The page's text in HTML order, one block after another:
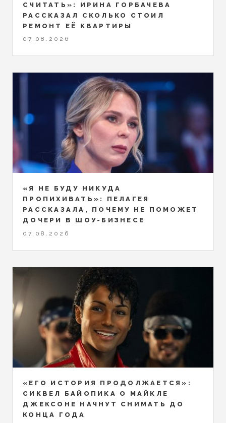
СЧИТАТЬ»: ИРИНА ГОРБАЧЕВА
РАССКАЗАЛ СКОЛЬКО СТОИЛ
РЕМОНТ ЕЁ КВАРТИРЫ
07.08.2026
«Я НЕ БУДУ НИКУДА
ПРОПИХИВАТЬ»: ПЕЛАГЕЯ
РАССКАЗАЛА, ПОЧЕМУ НЕ ПОМОЖЕТ
ДОЧЕРИ В ШОУ-БИЗНЕСЕ
07.08.2026
«ЕГО ИСТОРИЯ ПРОДОЛЖАЕТСЯ»:
СИКВЕЛ БАЙОПИКА О МАЙКЛЕ
ДЖЕКСОНЕ НАЧНУТ СНИМАТЬ ДО
КОНЦА ГОДА